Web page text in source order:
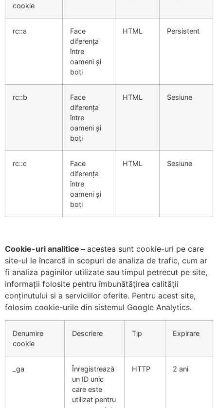
cookie
rc::a
Face
diferența
între
oameni și
boți
HTML Persistent
rc::b
Face
diferența
între
oameni și
boți
HTML Sesiune
rc::c
Face
diferența
între
oameni și
boți
HTML Sesiune
Cookie-uri analitice – acestea sunt cookie-uri pe care
site-ul le încarcă in scopuri de analiza de trafic, cum ar
fi analiza paginilor utilizate sau timpul petrecut pe site,
informații folosite pentru îmbunătățirea calității
conținutului si a serviciilor oferite. Pentru acest site,
folosim cookie-urile din sistemul Google Analytics.
Denumire
cookie
Descriere Tip Expirare
_ga
Înregistrează
un ID unic
care este
utilizat pentru
HTTP 2 ani